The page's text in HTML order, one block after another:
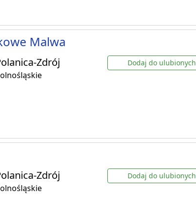
Malwa
Zdrój Dodaj do ulubionych
Zdrój Dodaj do ulubionych